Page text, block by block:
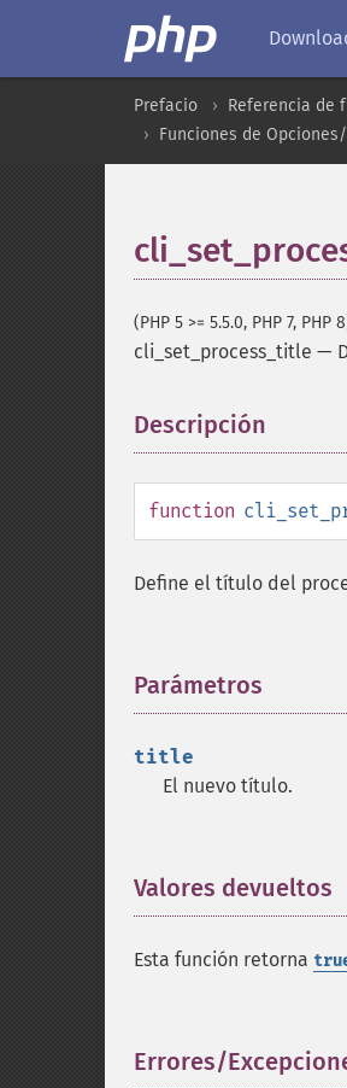
Prefacio Referencia de
Funciones de
(PHP 5 >= 5.5.0, PHP 7, PHP
cli_set_process_title —
Descripción
function
Define el título del
Parámetros
title
El nuevo título.
Valores devueltos
Esta función retorna
Errores/